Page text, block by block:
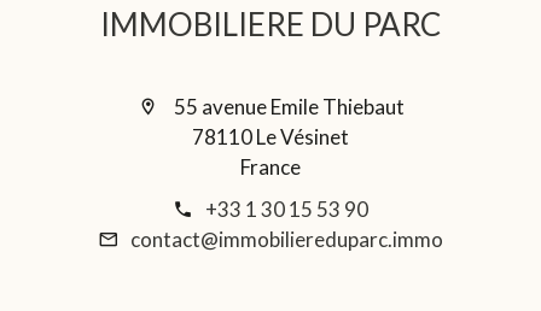
IMMOBILIERE DU PARC
55 avenue Emile Thiebaut
78110 Le Vésinet
France
+33 1 30 15 53 90
contact@immobiliereduparc.immo